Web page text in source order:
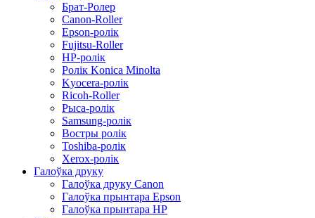
Брат-Ролер
Canon-Roller
Epson-ролік
Fujitsu-Roller
HP-ролік
Ролік Konica Minolta
Kyocera-ролік
Ricoh-Roller
Рыса-ролік
Samsung-ролік
Востры ролік
Toshiba-ролік
Xerox-ролік
Галоўка друку
Галоўка друку Canon
Галоўка прынтара Epson
Галоўка прынтара HP